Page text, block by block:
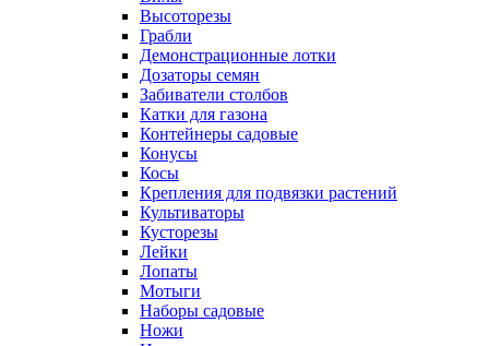
Высоторезы
Грабли
Демонстрационные лотки
Дозаторы семян
Забиватели столбов
Катки для газона
Контейнеры садовые
Конусы
Косы
Крепления для подвязки растений
Культиваторы
Кусторезы
Лейки
Лопаты
Мотыги
Наборы садовые
Ножи